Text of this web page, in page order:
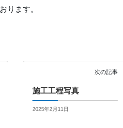
ります。
次の記事
施工工程写真
2025年2月11日